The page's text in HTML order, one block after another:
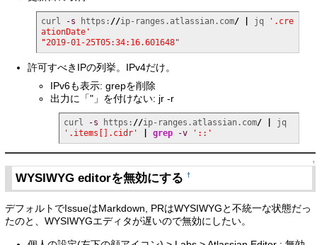
curl -s https: //ip-ranges.atlassian.com/ jq
'.cre
ationDate'
"2019-01-25T05:34:16.601648"
許可すべきIPの列挙。IPv4だけ。
IPv6も表示: grepを削除
出力に「"」を付けない: jr -r
curl -s https: //ip-ranges.atlassian.com/
jq
'.items[].cidr'
grep -v '::'
↑
WYSIWYG editorを無効にする†
デフォルトでIssueはMarkdown, PRはWYSIWYGと不統一な状態だっ
たのと、WYSIWYGエディタが遅いので無効にしたい。